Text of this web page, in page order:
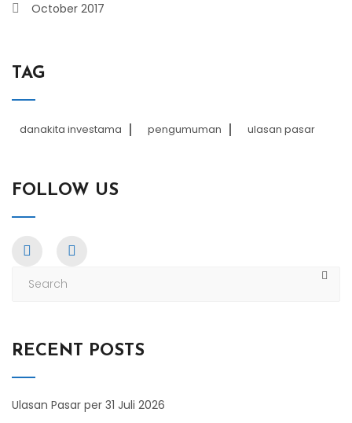
October 2017
TAG
danakita investama pengumuman ulasan pasar
FOLLOW US
RECENT POSTS
Ulasan Pasar per 31 Juli 2026